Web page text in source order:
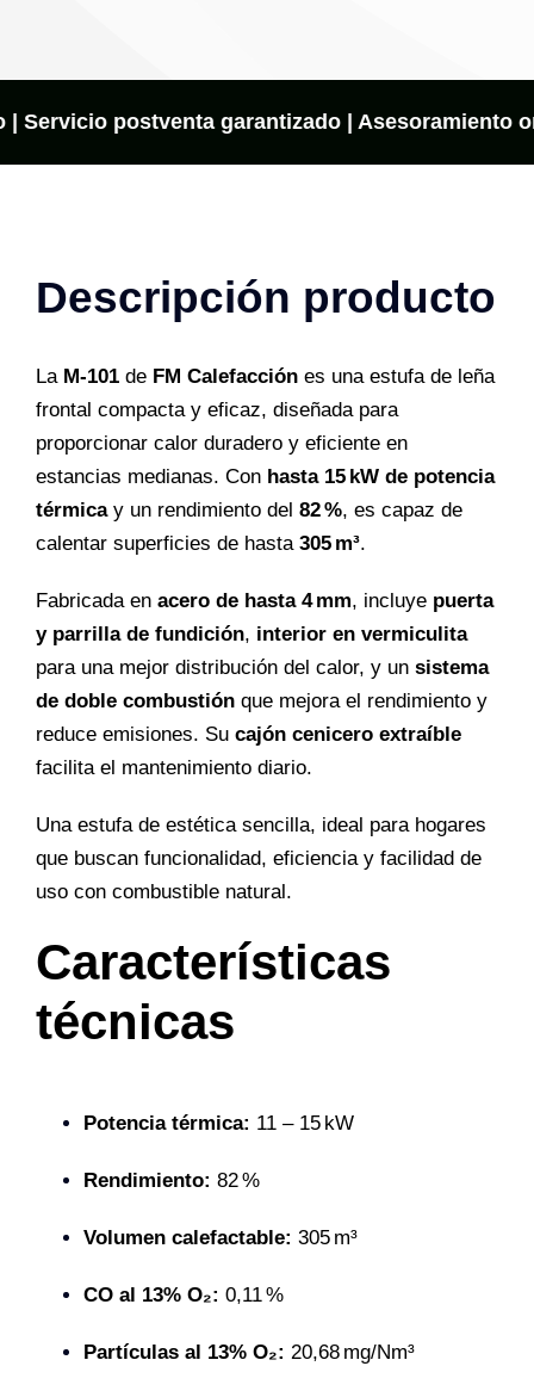
–
FM
postventa garantizado | Asesoramiento
Descripción producto
La M-101de FM Calefacciónes una estufa de leña
frontal compacta y eficaz, diseñada para
proporcionar calor duradero y eficiente en
estancias medianas. Con hasta 15 kW de potencia
térmicay un rendimiento del 82 %, es capaz de
calentar superficies de hasta 305 m³.
Fabricada en acero de hasta 4 mm, incluye puerta
y parrilla de fundición, interior en vermiculita
para una mejor distribución del calor, y un sistema
de doble combustiónque mejora el rendimiento y
reduce emisiones. Su cajón cenicero extraíble
facilita el mantenimiento diario.
Una estufa de estética sencilla, ideal para hogares
que buscan funcionalidad, eficiencia y facilidad de
uso con combustible natural.
Características
técnicas
Potencia térmica: 11 – 15 kW
Rendimiento: 82 %
Volumen calefactable: 305 m³
CO al 13% O₂: 0,11 %
Partículas al 13% O₂: 20,68 mg/Nm³